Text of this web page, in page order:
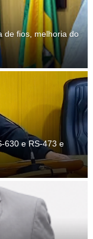
de fios, melhoria do
630 e RS-473 e